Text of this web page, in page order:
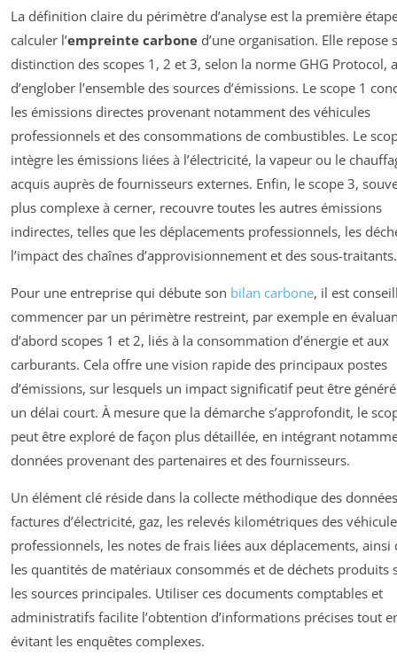
La définition claire du périmètre d’analyse est la première
calculer l’empreinte carbone d’une organisation. Elle repose
distinction des scopes 1, 2 et 3, selon la norme GHG Protocol,
d’englober l’ensemble des sources d’émissions. Le scope 1
les émissions directes provenant notamment des véhicules
professionnels et des consommations de combustibles. Le
intègre les émissions liées à l’électricité, la vapeur ou le
acquis auprès de fournisseurs externes. Enfin, le scope 3,
plus complexe à cerner, recouvre toutes les autres émissions
indirectes, telles que les déplacements professionnels, les
l’impact des chaînes d’approvisionnement et des sous-traitants.
Pour une entreprise qui débute son bilan carbone, il est
commencer par un périmètre restreint, par exemple en
d’abord scopes 1 et 2, liés à la consommation d’énergie et aux
carburants. Cela offre une vision rapide des principaux postes
d’émissions, sur lesquels un impact significatif peut être
un délai court. À mesure que la démarche s’approfondit, le
peut être exploré de façon plus détaillée, en intégrant
données provenant des partenaires et des fournisseurs.
Un élément clé réside dans la collecte méthodique des
factures d’électricité, gaz, les relevés kilométriques des
professionnels, les notes de frais liées aux déplacements, ainsi
les quantités de matériaux consommés et de déchets produits
les sources principales. Utiliser ces documents comptables et
administratifs facilite l’obtention d’informations précises tout
évitant les enquêtes complexes.